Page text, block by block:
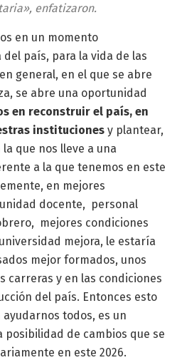
enfatizaron.
en un momento
país, para la vida de las
general, en el que se abre
se abre una oportunidad
en reconstruir el país, en
instituciones y plantear,
que nos lleve a una
a la que tenemos en este
en mejores
docente, personal
mejores condiciones
mejora, le estaría
mejor formados, unos
carreras y en las condiciones
del país. Entonces esto
todos, es un
de cambios que se
en este 2026.